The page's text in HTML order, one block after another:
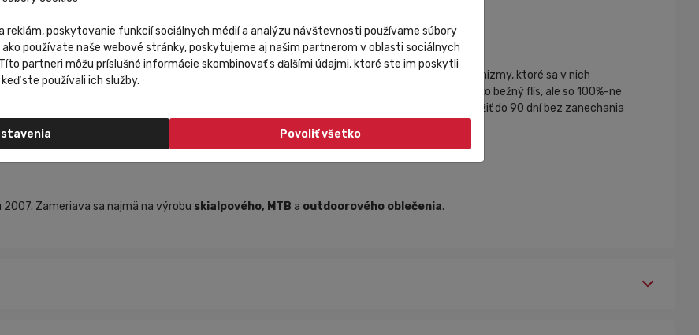
mikroplastové častice. Tieto častice zaťažujú rieky, jazerá, moria, zvieratá a mikroorganizmy, ktoré sa v nich
vnútorná strana tkaniny, ktorá zvyčajne púšťa mikročastice nieje vyrovená z polyesteru ako bežný flís, ale so 100%-ne
pri praní bežne vymývajú ako drobné mikročastice sa v akomkoľvek prostredí dokážu rozložiť do 90 dní bez zanechania
polyesteru.
Zameriava sa najmä na výrobu skialpového, MTB a outdoorového oblečenia.
reklám, poskytovanie funkcií sociálnych médií a analýzu návštevnosti používame súbory
používate naše webové stránky, poskytujeme aj našim partnerom v oblasti sociálnych
partneri môžu príslušné informácie skombinovať s ďalšími údajmi, ktoré ste im poskytli
ste používali ich služby.
Povoliť všetko